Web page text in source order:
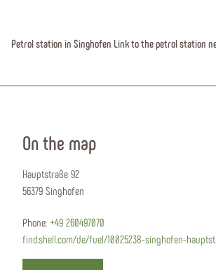
Petrol station in Singhofen Link to the petrol station
On the map
Hauptstraße 92
56379 Singhofen
Phone: +49 260497070
find.shell.com/de/fuel/10025238-singhofen-